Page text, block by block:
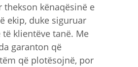
kënaqësinë e
ekip, duke siguruar
klientëve tanë. Me
garanton që
që plotësojnë, por